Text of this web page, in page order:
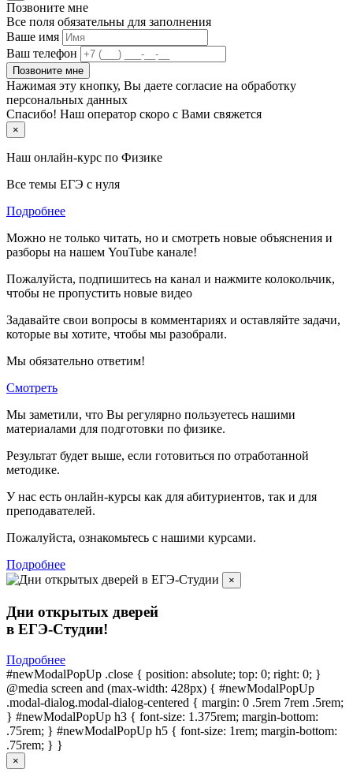
Позвоните мне
Все поля обязательны для заполнения
Ваше имя
Ваш телефон
Позвоните мне
Нажимая эту кнопку, Вы даете согласие на обработку
персональных данных
Спасибо! Наш оператор скоро с Вами свяжется
×
Наш онлайн-курс по Физике
Все темы ЕГЭ с нуля
Подробнее
Можно не только читать, но и смотреть новые объяснения и
разборы на нашем YouTube канале!
Пожалуйста, подпишитесь на канал и нажмите колокольчик,
чтобы не пропустить новые видео
Задавайте свои вопросы в комментариях и оставляйте задачи,
которые вы хотите, чтобы мы разобрали.
Мы обязательно ответим!
Смотреть
Мы заметили, что Вы регулярно пользуетесь нашими
материалами для подготовки по физике.
Результат будет выше, если готовиться по отработанной
методике.
У нас есть онлайн-курсы как для абитуриентов, так и для
преподавателей.
Пожалуйста, ознакомьтесь с нашими курсами.
Подробнее
×
Дни открытых дверей
в ЕГЭ-Студии!
Подробнее
#newModalPopUp .close { position: absolute; top: 0; right: 0; }
@media screen and (max-width: 428px) { #newModalPopUp
.modal-dialog.modal-dialog-centered { margin: 0 .5rem 7rem .5rem;
} #newModalPopUp h3 { font-size: 1.375rem; margin-bottom:
.75rem; } #newModalPopUp h5 { font-size: 1rem; margin-bottom:
.75rem; } }
×